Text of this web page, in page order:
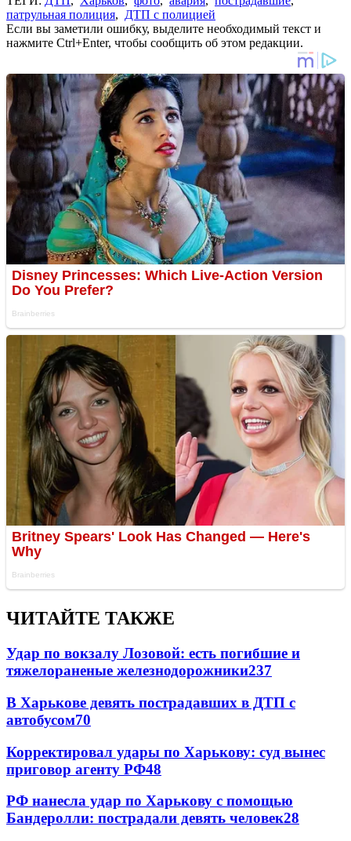
патрульная полиция, ДТП с полицией
Если вы заметили ошибку, выделите необходимый текст и
нажмите Ctrl+Enter, чтобы сообщить об этом редакции.
ЧИТАЙТЕ ТАКЖЕ
Удар по вокзалу Лозовой: есть погибшие и
тяжелораненые железнодорожники237
В Харькове девять пострадавших в ДТП с
автобусом70
Корректировал удары по Харькову: суд вынес
приговор агенту РФ48
РФ нанесла удар по Харькову с помощью
Бандеролли: пострадали девять человек28